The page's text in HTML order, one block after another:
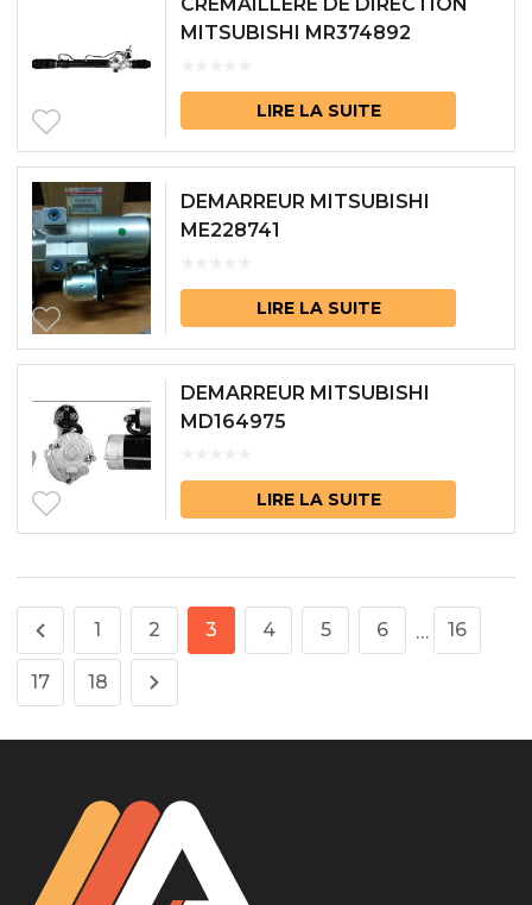
MITSUBISHI MR374892
LIRE LA SUITE
DEMARREUR MITSUBISHI
ME228741
LIRE LA SUITE
DEMARREUR MITSUBISHI
MD164975
LIRE LA SUITE
1 2 3 4 5 6 … 16
17 18